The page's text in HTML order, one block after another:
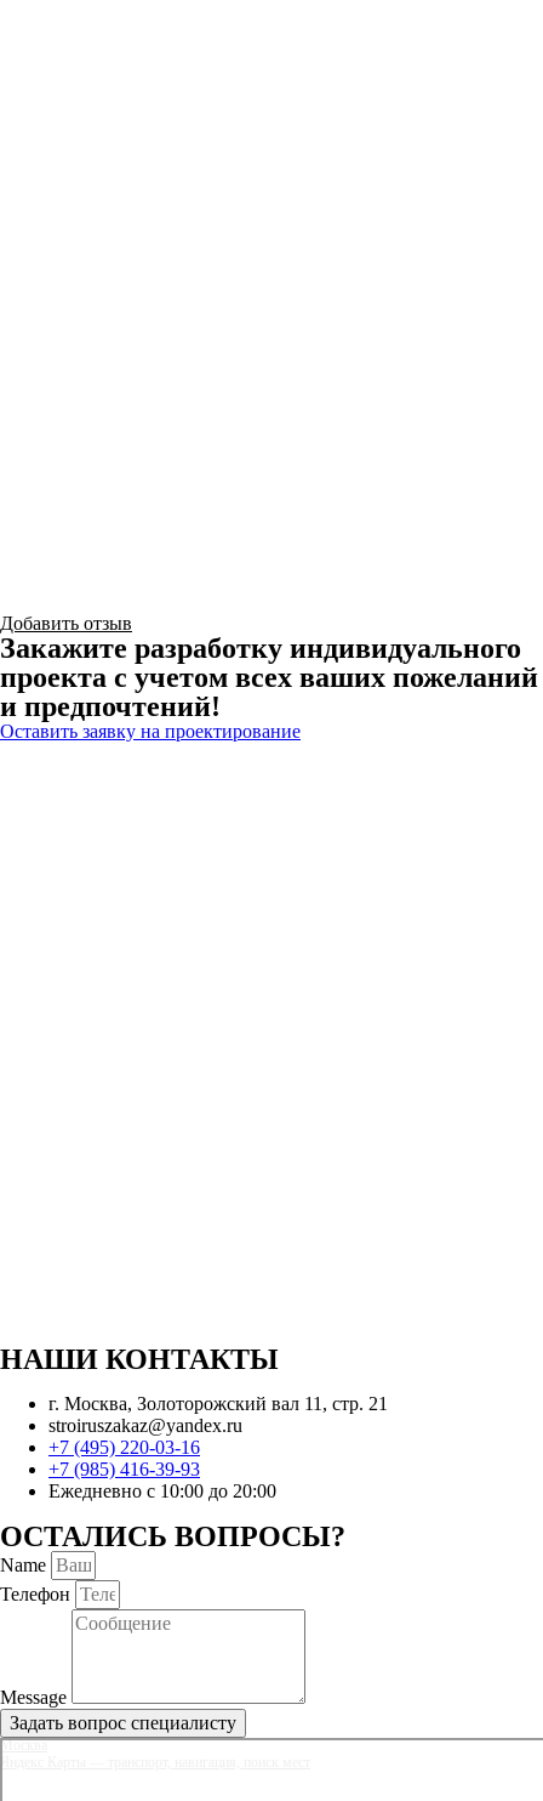
Добавить отзыв
Закажите разработку индивидуального
проекта с учетом всех ваших пожеланий
и предпочтений!
Оставить заявку на проектирование
НАШИ КОНТАКТЫ
г. Москва, Золоторожский вал 11, стр. 21
stroiruszakaz@yandex.ru
+7 (495) 220-03-16
+7 (985) 416-39-93
Ежедневно с 10:00 до 20:00
ОСТАЛИСЬ ВОПРОСЫ?
Name
Телефон
Message
Задать вопрос специалисту
Москва